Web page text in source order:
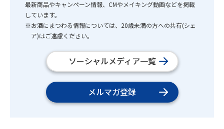
最新商品やキャンペーン情報、CMやメイキング動画などを掲載
しています。
※お酒にまつわる情報については、20歳未満の方への共有(シェ
ア)はご遠慮ください。
ソーシャルメディア一覧
メルマガ登録